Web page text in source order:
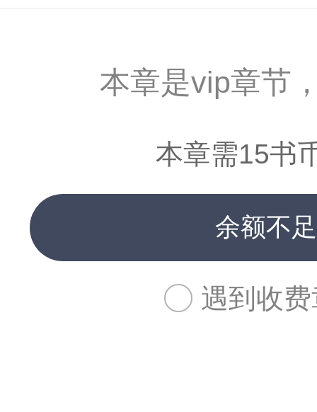
本章是vip章节
本章需15书
余额不
遇到收